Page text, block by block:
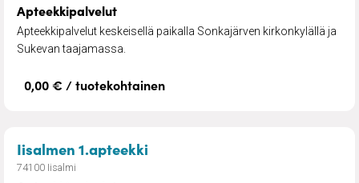
Apteekkipalvelut
Apteekkipalvelut keskeisellä paikalla Sonkajärven kirkonkylällä ja
Sukevan taajamassa.
0,00 € / tuotekohtainen
Iisalmen 1.apteekki
74100 Iisalmi